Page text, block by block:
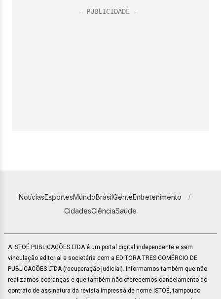
NotíciasEsportesMundoBrasilGenteEntretenimento
CidadesCiênciaSaúde
A ISTOÉ PUBLICAÇÕES LTDA é um portal digital independente e sem
vinculação editorial e societária com a EDITORA TRES COMÉRCIO DE
PUBLICACÕES LTDA (recuperação judicial). Informamos também que não
realizamos cobranças e que também não oferecemos cancelamento do
contrato de assinatura da revista impressa de nome ISTOÉ, tampouco